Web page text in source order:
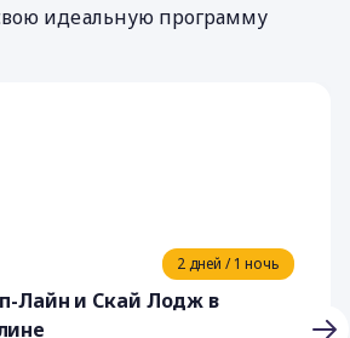
идеальную программу
2 дней / 1 ночь
Лайн и Скай Лодж в